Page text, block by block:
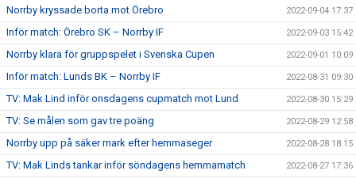
Norrby kryssade borta mot Örebro 2022-09-04 17:37
Inför match: Örebro SK – Norrby IF 2022-09-03 15:42
Norrby klara för gruppspelet i Svenska Cupen 2022-09-01 10:09
Inför match: Lunds BK – Norrby IF 2022-08-31 09:30
TV: Mak Lind inför onsdagens cupmatch mot Lund 2022-08-30 15:29
TV: Se målen som gav tre poäng 2022-08-29 12:58
Norrby upp på säker mark efter hemmaseger 2022-08-28 18:15
TV: Mak Linds tankar inför söndagens hemmamatch 2022-08-27 17:36